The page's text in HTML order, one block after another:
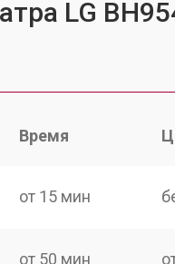
LG
Время
от 15 мин
от 50 мин